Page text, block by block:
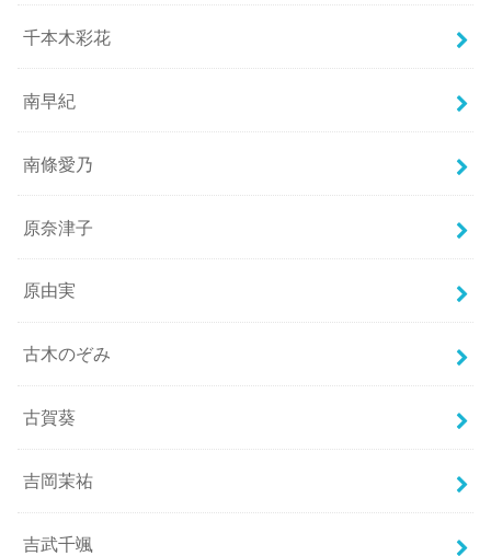
千本木彩花
南早紀
南條愛乃
原奈津子
原由実
古木のぞみ
古賀葵
吉岡茉祐
吉武千颯